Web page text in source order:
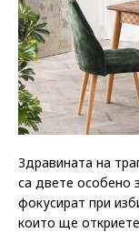
Здравината на
са двете особено
фокусират при
които ще